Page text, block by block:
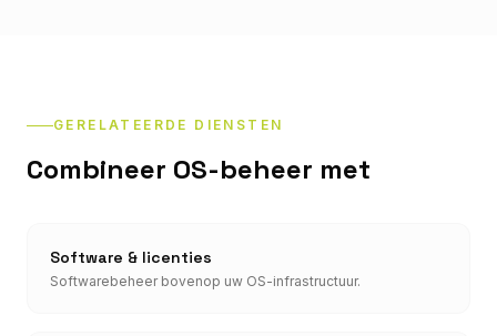
GERELATEERDE DIENSTEN
Combineer OS-beheer met
Software & licenties
Softwarebeheer bovenop uw OS-infrastructuur.